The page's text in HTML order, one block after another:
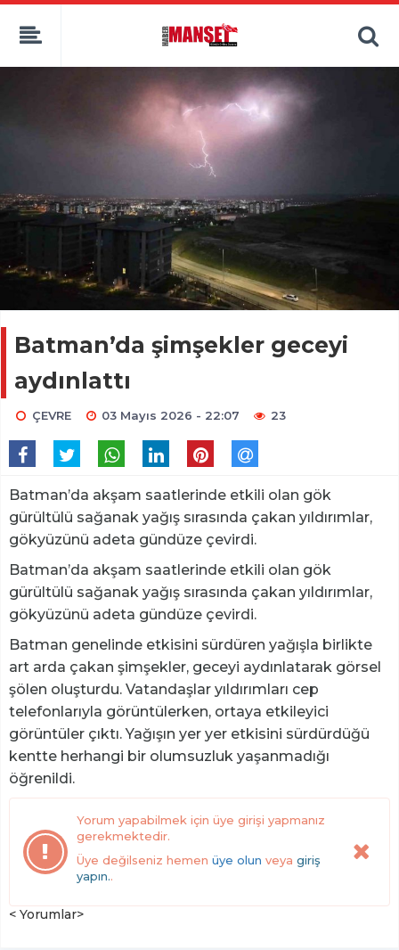
Batman’da şimşekler geceyi
aydınlattı
ÇEVRE 03 Mayıs 2026 - 22:07 23
Batman’da akşam saatlerinde etkili olan gök
gürültülü sağanak yağış sırasında çakan yıldırımlar,
gökyüzünü adeta gündüze çevirdi.
Batman’da akşam saatlerinde etkili olan gök
gürültülü sağanak yağış sırasında çakan yıldırımlar,
gökyüzünü adeta gündüze çevirdi.
Batman genelinde etkisini sürdüren yağışla birlikte
art arda çakan şimşekler, geceyi aydınlatarak görsel
şölen oluşturdu. Vatandaşlar yıldırımları cep
telefonlarıyla görüntülerken, ortaya etkileyici
görüntüler çıktı. Yağışın yer yer etkisini sürdürdüğü
kentte herhangi bir olumsuzluk yaşanmadığı
öğrenildi.
Yorum yapabilmek için üye girişi yapmanız
gerekmektedir.
Üye değilseniz hemen üye olun veya giriş
yapın..
< Yorumlar>